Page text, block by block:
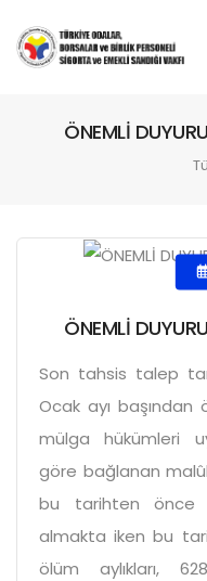
ÖNEMLİ
ÖNEMLİ
Son tahsis talep
Ocak ayı başından
mülga hükümleri
göre bağlanan
bu tarihten önce
almakta iken bu
ölüm aylıkları,